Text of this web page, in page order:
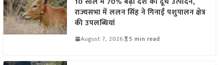
राज्यसभा में ललन सिंह ने गिनाईं पशुपालन क्षेत्र
की उपलब्धियां
August 7, 2026 5 min read